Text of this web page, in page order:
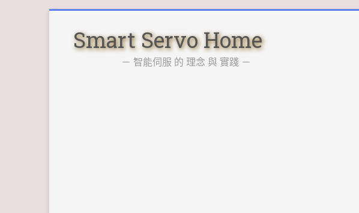
contentSmart Servo Home
－ 智能伺服 的 理念 與 實踐 －